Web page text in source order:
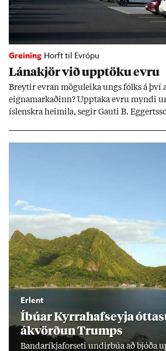
Greining Horft til Evrópu
Lána­kjör við upp­töku evru
Breyt­ir evr­an mögu­leika ungs fólks á því
eigna­mark­að­inn? Upp­taka evru myndi
ís­lenskra heim­ila, seg­ir Gauti B.
Erlent
Íbú­ar Kyrra­hafs­eyja
ákvörð­un Trumps
Banda­ríkja­for­seti und­ir­búa að bjóða